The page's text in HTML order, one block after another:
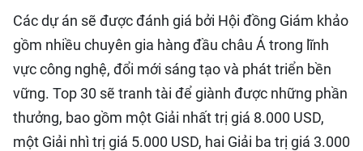
Các dự án sẽ được đánh giá bởi Hội đồng Giám khảo
gồm nhiều chuyên gia hàng đầu châu Á trong lĩnh
vực công nghệ, đổi mới sáng tạo và phát triển bền
vững. Top 30 sẽ tranh tài để giành được những phần
thưởng, bao gồm một Giải nhất trị giá 8.000 USD,
một Giải nhì trị giá 5.000 USD, hai Giải ba trị giá 3.000